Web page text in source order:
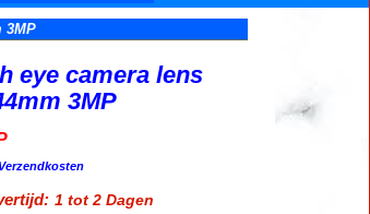
3MP
eye camera lens
3MP
Verzendkosten